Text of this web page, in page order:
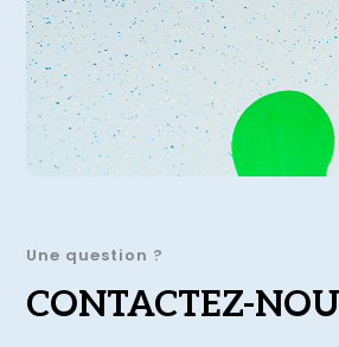
Une question ?
CONTACTEZ-